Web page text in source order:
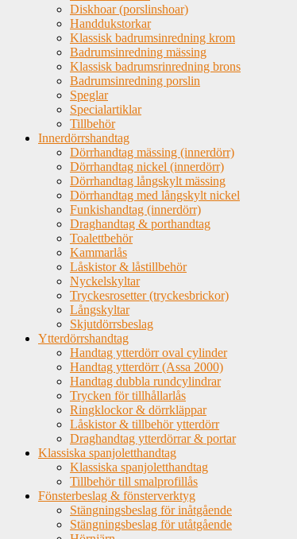
Diskhoar (porslinshoar)
Handdukstorkar
Klassisk badrumsinredning krom
Badrumsinredning mässing
Klassisk badrumsrinredning brons
Badrumsinredning porslin
Speglar
Specialartiklar
Tillbehör
Innerdörrshandtag
Dörrhandtag mässing (innerdörr)
Dörrhandtag nickel (innerdörr)
Dörrhandtag långskylt mässing
Dörrhandtag med långskylt nickel
Funkishandtag (innerdörr)
Draghandtag & porthandtag
Toalettbehör
Kammarlås
Låskistor & låstillbehör
Nyckelskyltar
Tryckesrosetter (tryckesbrickor)
Långskyltar
Skjutdörrsbeslag
Ytterdörrshandtag
Handtag ytterdörr oval cylinder
Handtag ytterdörr (Assa 2000)
Handtag dubbla rundcylindrar
Trycken för tillhållarlås
Ringklockor & dörrkläppar
Låskistor & tillbehör ytterdörr
Draghandtag ytterdörrar & portar
Klassiska spanjoletthandtag
Klassiska spanjoletthandtag
Tillbehör till smalprofillås
Fönsterbeslag & fönsterverktyg
Stängningsbeslag för inåtgående
Stängningsbeslag för utåtgående